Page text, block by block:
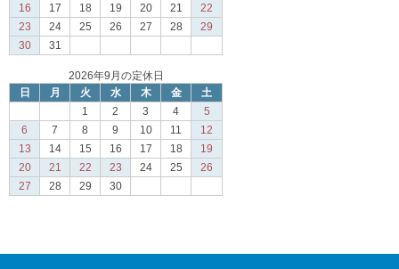
16
17 18 19 20 21
22
23
24 25 26 27 28
29
30
31
2026年9月の定休日
日
月 火 水 木 金
土
1
2 3 4
5
6
7 8 9 10 11
12
13
14 15 16 17 18
19
20
21 22 23 24 25
26
27
28 29 30